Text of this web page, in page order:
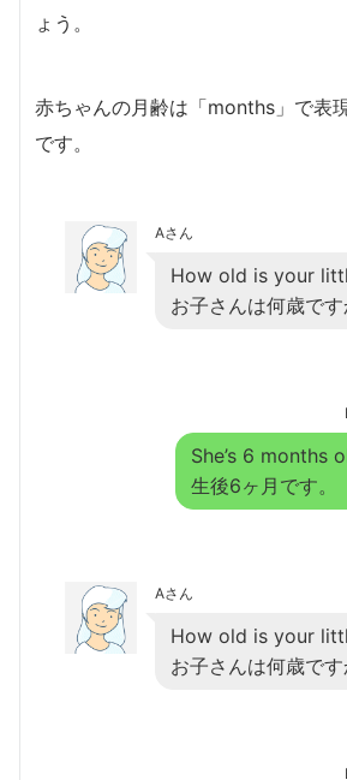
ょう。
赤ちゃんの月齢は「months」で表
です。
Aさん
How old is your
お子さんは何歳です
She’s 6 months
生後6ヶ月です。
Aさん
How old is your
お子さんは何歳です